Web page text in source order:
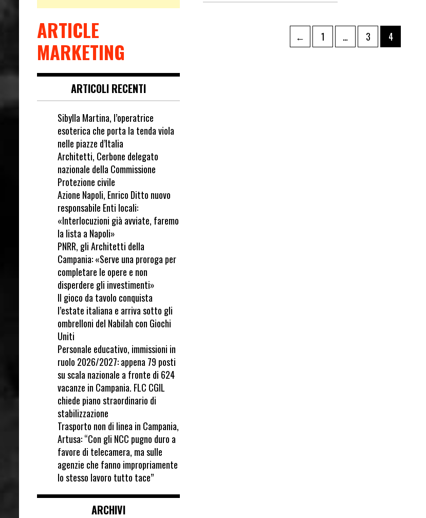
← 1 … 3 4
ARTICLE
MARKETING
ARTICOLI RECENTI
Sibylla Martina, l’operatrice
esoterica che porta la tenda viola
nelle piazze d’Italia
Architetti, Cerbone delegato
nazionale della Commissione
Protezione civile
Azione Napoli, Enrico Ditto nuovo
responsabile Enti locali:
«Interlocuzioni già avviate, faremo
la lista a Napoli»
PNRR, gli Architetti della
Campania: «Serve una proroga per
completare le opere e non
disperdere gli investimenti»
Il gioco da tavolo conquista
l’estate italiana e arriva sotto gli
ombrelloni del Nabilah con Giochi
Uniti
Personale educativo, immissioni in
ruolo 2026/2027: appena 79 posti
su scala nazionale a fronte di 624
vacanze in Campania. FLC CGIL
chiede piano straordinario di
stabilizzazione
Trasporto non di linea in Campania,
Artusa: “Con gli NCC pugno duro a
favore di telecamera, ma sulle
agenzie che fanno impropriamente
lo stesso lavoro tutto tace”
ARCHIVI